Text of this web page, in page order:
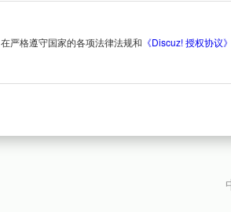
在严格遵守国家的各项法律法规和 《Discuz! 授权协议